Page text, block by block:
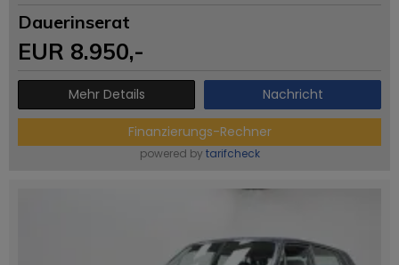
Dauerinserat
EUR 8.950,-
Mehr Details Nachricht
Finanzierungs-Rechner
powered by tarifcheck